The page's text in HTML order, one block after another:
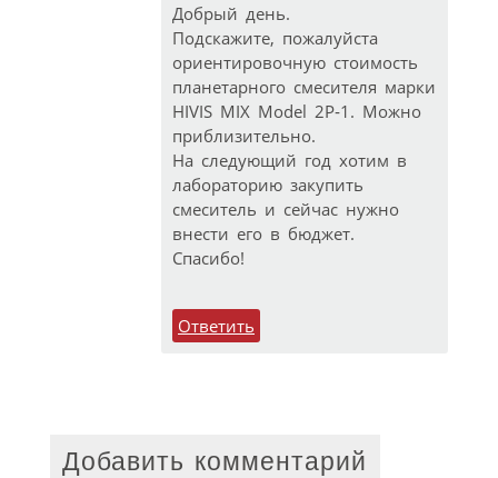
Добрый день.
Подскажите, пожалуйста
ориентировочную стоимость
планетарного смесителя марки
HIVIS MIX Model 2P‑1. Можно
приблизительно.
На следующий год хотим в
лабораторию закупить
смеситель и сейчас нужно
внести его в бюджет.
Спасибо!
Ответить
Добавить комментарий